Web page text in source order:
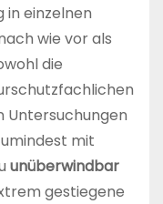
einzelnen
wie vor als
die
Untersuchungen
mit
unüberwindbar
gestiegene